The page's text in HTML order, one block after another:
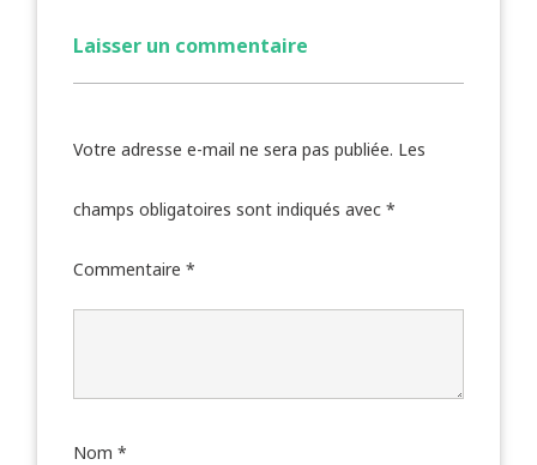
Laisser un commentaire
Votre adresse e-mail ne sera pas publiée. Les
champs obligatoires sont indiqués avec *
Commentaire *
Nom *